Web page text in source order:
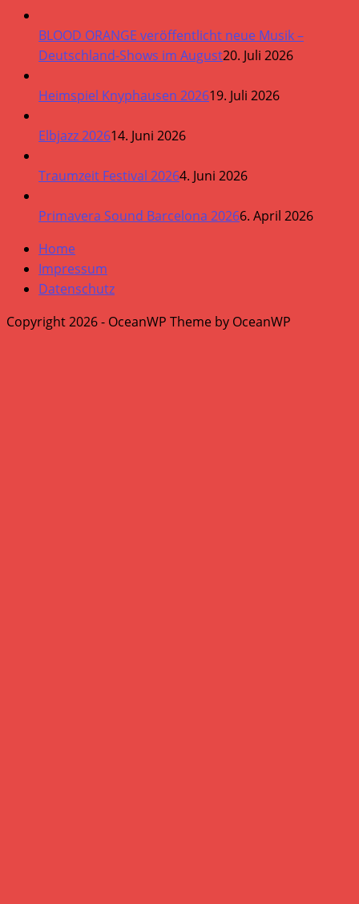
BLOOD ORANGE veröffentlicht neue Musik –
Deutschland-Shows im August20. Juli 2026
Heimspiel Knyphausen 202619. Juli 2026
Elbjazz 202614. Juni 2026
Traumzeit Festival 20264. Juni 2026
Primavera Sound Barcelona 20266. April 2026
Home
Impressum
Datenschutz
Copyright 2026 - OceanWP Theme by OceanWP